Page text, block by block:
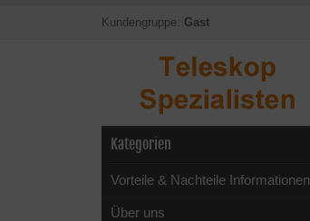
Kundengruppe: Gast
Kategorien
Vorteile & Nachteile Informationen
Über uns